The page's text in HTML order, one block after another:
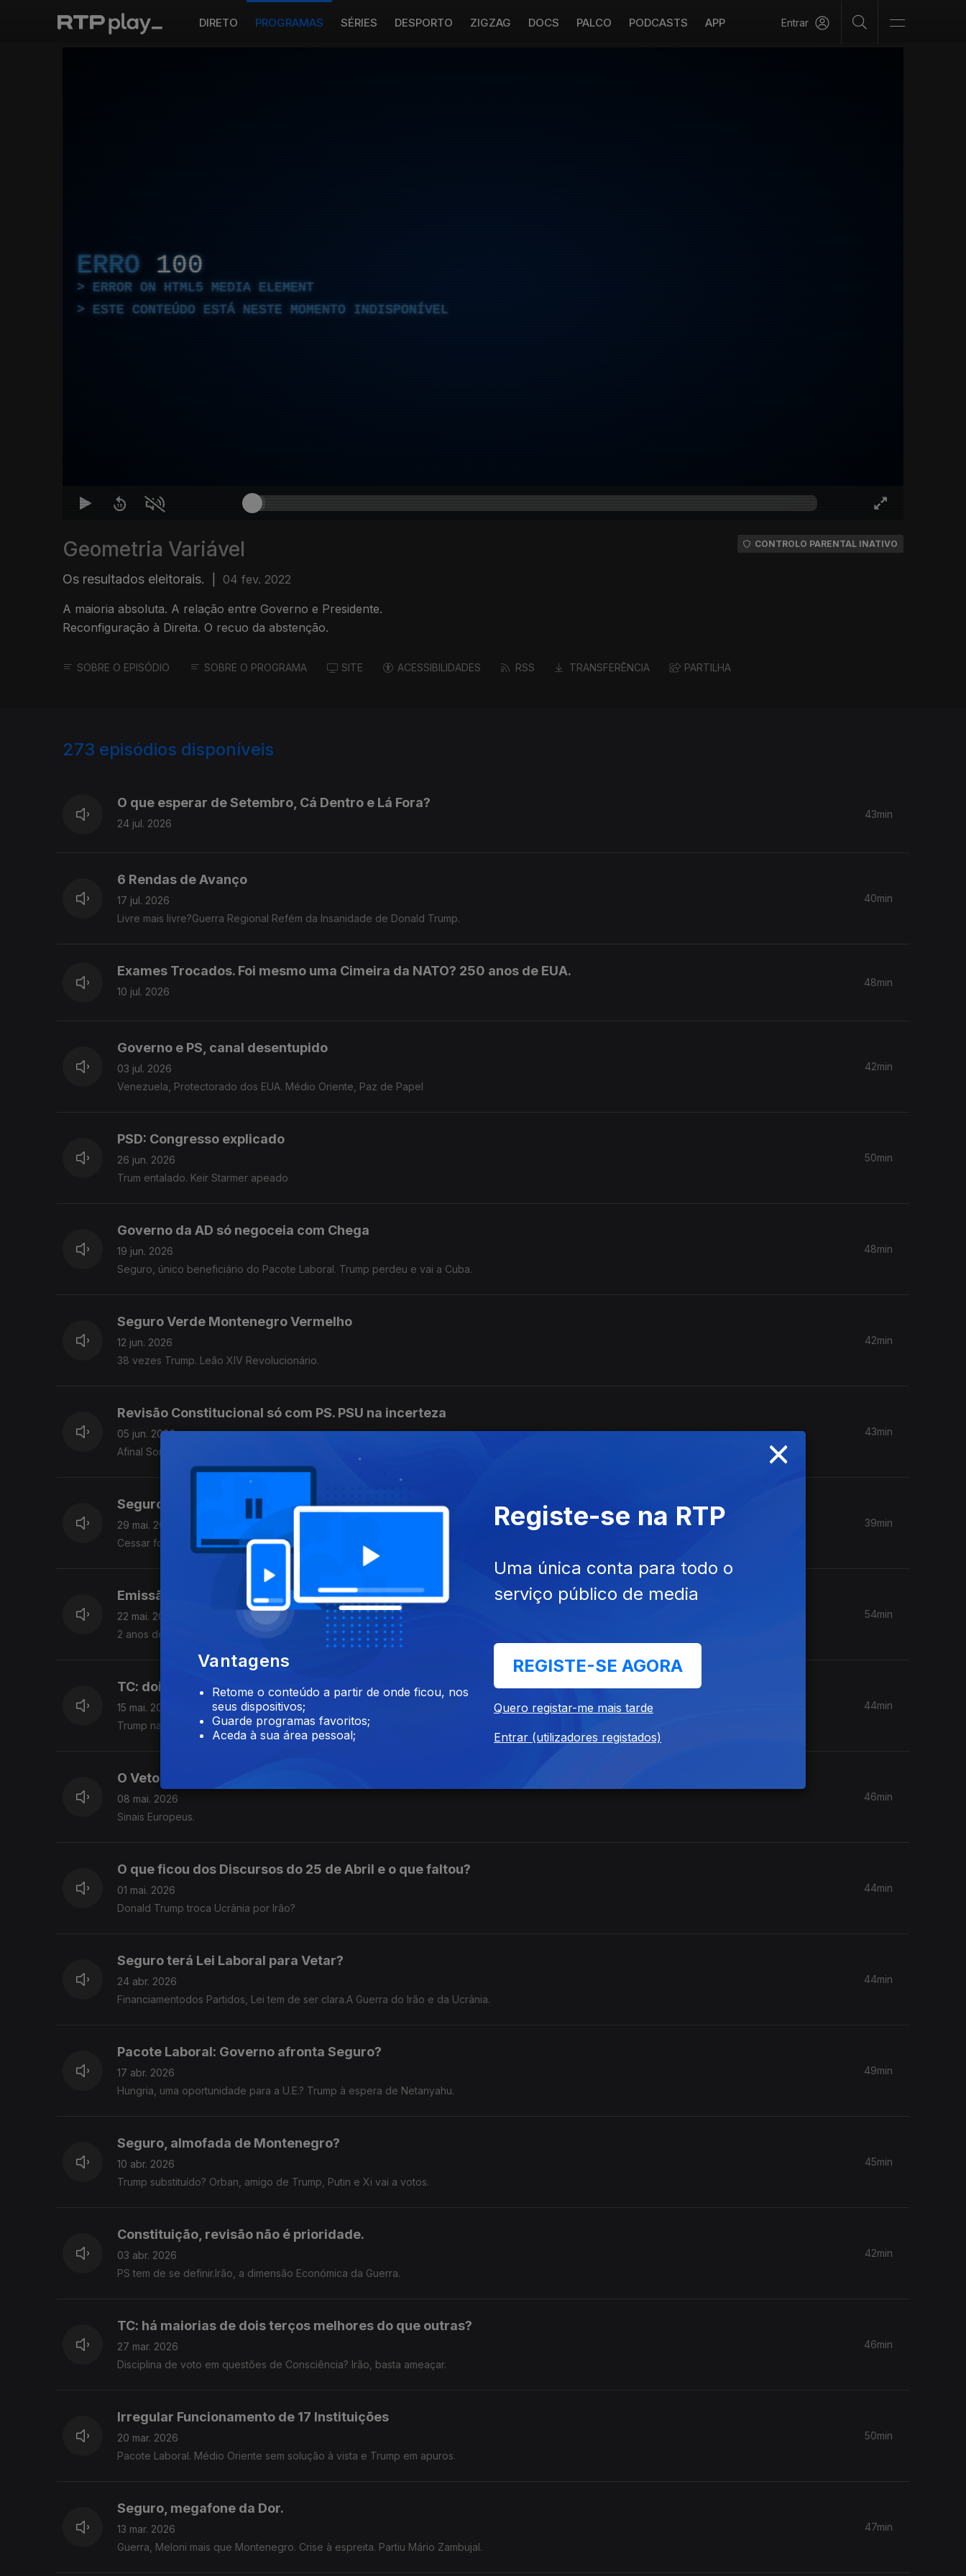
DIRETO PROGRAMAS SÉRIES DESPORTO ZIGZAG DOCS PALCO PODCASTS APP Entrar
ERRO 100
ERROR ON HTML5 MEDIA ELEMENT
ESTE CONTEÚDO ESTÁ NESTE MOMENTO INDISPONÍVEL
Geometria Variável
Os resultados eleitorais. 04 fev. 2022
A maioria absoluta. A relação entre Governo e Presidente.
Reconfiguração à Direita. O recuo da abstenção.
CONTROLO PARENTAL INATIVO
SOBRE O EPISÓDIO SOBRE O PROGRAMA SITE ACESSIBILIDADES RSS TRANSFERÊNCIA PARTILHA
273 episódios disponíveis
O que esperar de Setembro, Cá Dentro e Lá Fora?
24 jul. 2026
43min
6 Rendas de Avanço
17 jul. 2026
Livre mais livre?Guerra Regional Refém da Insanidade de Donald Trump.
40min
Exames Trocados. Foi mesmo uma Cimeira da NATO? 250 anos de EUA.
10 jul. 2026
48min
Governo e PS, canal desentupido
03 jul. 2026
Venezuela, Protectorado dos EUA. Médio Oriente, Paz de Papel
42min
PSD: Congresso explicado
26 jun. 2026
Trum entalado. Keir Starmer apeado
50min
Governo da AD só negoceia com Chega
19 jun. 2026
Seguro, único beneficiário do Pacote Laboral. Trump perdeu e vai a Cuba.
48min
Seguro Verde Montenegro Vermelho
12 jun. 2026
38 vezes Trump. Leão XIV Revolucionário.
42min
Revisão Constitucional só com PS. PSU na incerteza
05 jun. 2026
Afinal Somos Humanos, a encíclica de Leão XIV "Magnifica Humanitas"
43min
Seguro Hiper Vigilante. Tribunal de Contas: dúvidas 10 milhões
29 mai. 2026
Cessar fogo que não cessa nada.
39min
Emissão Especial em Estrasburgo: 40 anos PT na UE
22 mai. 2026
2 anos de Governo e Oposições. Desfios da Europa. Convidadas: Ana Catarina Mendes e Lídia Pereira.
54min
TC: dois Nãos duas vezes. Lei Laboral não passará
15 mai. 2026
Trump na China. Alguma coisa está a mudar na Rússia.
44min
O Veto que não se concretizou. PTRR será?
08 mai. 2026
Sinais Europeus.
46min
O que ficou dos Discursos do 25 de Abril e o que faltou?
01 mai. 2026
Donald Trump troca Ucrânia por Irão?
44min
Seguro terá Lei Laboral para Vetar?
24 abr. 2026
Financiamentodos Partidos, Lei tem de ser clara.A Guerra do Irão e da Ucrânia.
44min
Pacote Laboral: Governo afronta Seguro?
17 abr. 2026
Hungria, uma oportunidade para a U.E.? Trump à espera de Netanyahu.
49min
Seguro, almofada de Montenegro?
10 abr. 2026
Trump substituído? Orban, amigo de Trump, Putin e Xi vai a votos.
45min
Constituição, revisão não é prioridade.
03 abr. 2026
PS tem de se definir.Irão, a dimensão Económica da Guerra.
42min
TC: há maiorias de dois terços melhores do que outras?
27 mar. 2026
Disciplina de voto em questões de Consciência? Irão, basta ameaçar.
46min
Irregular Funcionamento de 17 Instituições
20 mar. 2026
Pacote Laboral. Médio Oriente sem solução à vista e Trump em apuros.
50min
Seguro, megafone da Dor.
13 mar. 2026
Guerra, Meloni mais que Montenegro. Crise à espreita. Partiu Mário Zambujal.
47min
×
Vantagens
Retome o conteúdo a partir de onde ficou, nos
seus dispositivos;
Guarde programas favoritos;
Aceda à sua área pessoal;
Registe-se na RTP
Uma única conta para todo o
serviço público de media
REGISTE-SE AGORA
Quero registar-me mais tarde
Entrar (utilizadores registados)